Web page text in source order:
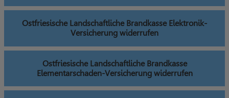
Ostfriesische Landschaftliche Brandkasse Elektronik-
Versicherung widerrufen
Ostfriesische Landschaftliche Brandkasse
Elementarschaden-Versicherung widerrufen